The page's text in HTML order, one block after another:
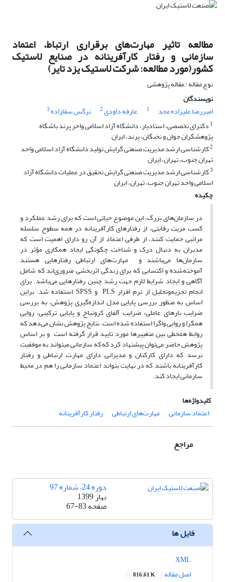
مطالعه تاثیر مهارت‌های برقراری ارتباط، اعتماد
سازمانی و رفتار کارآفرینانه در صنایع لاستیک
کشور(مورد مطالعه: شرکت لاستیک یزد تایر)
نوع مقاله : مقاله پژوهشی
نویسندگان
امیررضا علیزاده مجد
1 عارفه داودی2 نرگس سقازاده3
1 دکترای تخصصی، استادیار، دانشگاه آزاد اسلامی واحر پرند باشگاه
پژوهشگران جوان و نخبگان، پرند، ایران
2کارشناسی ارشد مدیریت صنعتی گرایش تولید دانشگاه آزاد اسلامی واحد
تهران جنوب، تهران، ایران
3کارشناسی ارشد مدیریت صنعتی گرایش تحقیق در عملیات دانشگاه آزاد
اسلامی واحد تهران جنوب، تهران، ایران
چکیده
در سازمان‌های بزرگ، این موضوع حیاتی است که برای رشد عملکرد و
کسب مزیت رقابتی، از رفتارهای کارآفرینانه در همه سطوح سلسله
مراتبی حمایت کنند، از طرفی اعتماد از آن ‌رو دارای اهمیت است که
مدیران به دنبال درک و شناخت چگونگی ایجاد همکاری مؤثر در
سازمان‌ها می‌باشند و مهارت‌های ارتباطی رفتارهایی هستند
آموخته‌شده و اکتسابی که برای زندگی اثربخشی ضروری‌اند که شامل
آگاهی و ایجاد شرایط لازم جهت رشد چنین رفتارهایی می‌باشد. برای
انجام تجزیه‌وتحلیل از نرم افزار PLS و SPSS استفاده شد. براین
اساس به منظور بررسی پایایی مدل اندازه‌گیری پژوهش، به بررسی
ضرایب بارهای عاملی، ضرایب آلفای کرونباخ و پایایی ترکیبی، روایی
همگرا و روایی واگرا استفاده شده است. نتایج پژوهش نشان می‌دهد که
روابط همخطی بین متغییرها مورد تایید قرار گرفته است و بر اساس
پژوهش حاضر می‌توان پیشنهاد کرد که که سازمانی میتواند به موفقیت
برسد که دارای کارکنان و مدیرانی دارای مهارت ارتباطی و رفتار
کارآفرینانه باشند که در نهایت بتواند اعتماد سازمانی را هم در محیط
سازمانی ایجاد کند.
کلیدواژه‌ها
اعتماد سازمانی
مهارت‌های ارتباطی رفتار کارآفرینانه
مراجع
دوره 24، شماره 97
بهار 1399
صفحه67-83
فایل ها
اصل مقاله
816.61 K